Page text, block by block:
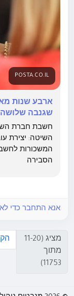
POSTA.CO.IL
ארבע שנות
שגנבה שלושה
השיטה: יצירת
המשכורות
הסבירה
אנא התחבר כדי
מציג (11-20
מתוך
11753)